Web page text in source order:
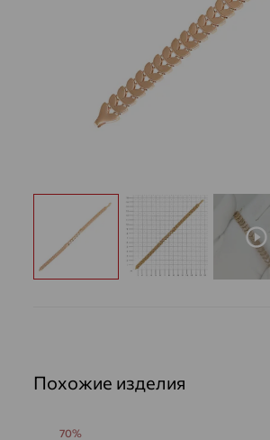
Похожие изделия
70%